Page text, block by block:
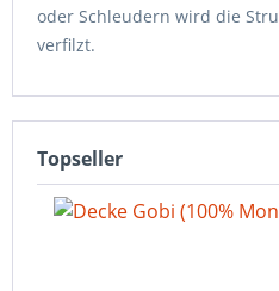
oder Schleudern wird die
verfilzt.
Topseller